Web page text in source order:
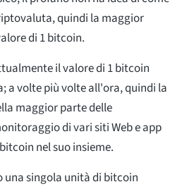
quindi la maggior
di 1 bitcoin.
il valore di 1 bitcoin
a volte più volte all'ora, quindi la
maggior parte delle
di vari siti Web e app
nel suo insieme.
una singola unità di bitcoin